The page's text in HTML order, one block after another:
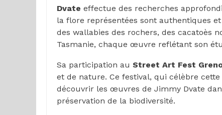
Dvate effectue des recherches
la flore représentées sont authentiques
des wallabies des rochers, des cacatoès
Tasmanie, chaque œuvre reflétant son
Sa participation au Street Art Fest
et de nature. Ce festival, qui célèbre
découvrir les œuvres de Jimmy Dvate
préservation de la biodiversité.